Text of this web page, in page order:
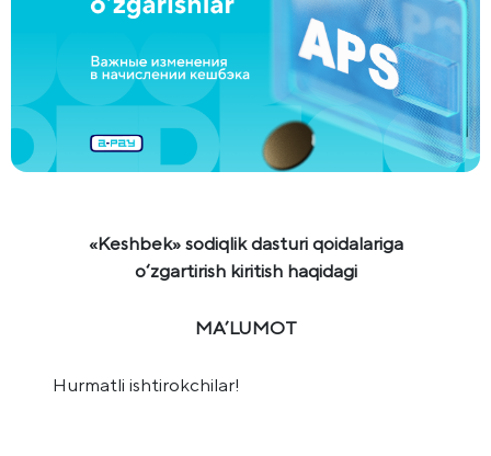
«Keshbek» sodiqlik dasturi qoidalariga
o‘zgartirish kiritish haqidagi
MA’LUMOT
Hurmatli ishtirokchilar!